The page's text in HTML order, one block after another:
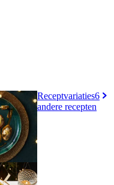
Receptvariaties6
andere recepten